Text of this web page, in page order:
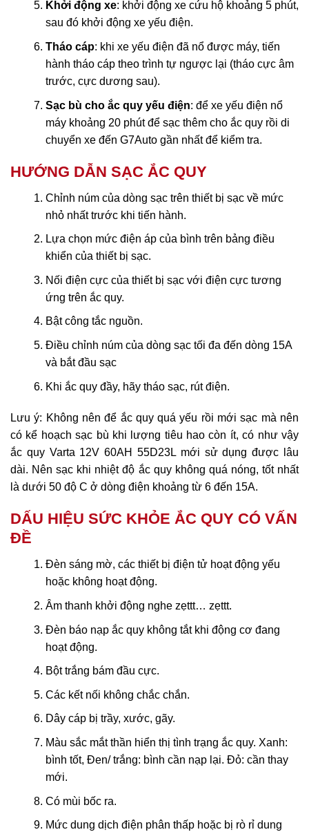
Khởi động xe: khởi động xe cứu hộ khoảng 5 phút,
sau đó khởi động xe yếu điện.
Tháo cáp: khi xe yếu điện đã nổ được máy, tiến
hành tháo cáp theo trình tự ngược lại (tháo cực âm
trước, cực dương sau).
Sạc bù cho ắc quy yếu điện: để xe yếu điện nổ
máy khoảng 20 phút để sạc thêm cho ắc quy rồi di
chuyển xe đến G7Auto gần nhất để kiểm tra.
HƯỚNG DẪN SẠC ẮC QUY
Chỉnh núm của dòng sạc trên thiết bị sạc về mức
nhỏ nhất trước khi tiến hành.
Lựa chọn mức điện áp của bình trên bảng điều
khiển của thiết bị sạc.
Nối điện cực của thiết bị sạc với điện cực tương
ứng trên ắc quy.
Bật công tắc nguồn.
Điều chỉnh núm của dòng sạc tối đa đến dòng 15A
và bắt đầu sạc
Khi ắc quy đầy, hãy tháo sạc, rút điện.
Lưu ý: Không nên để ắc quy quá yếu rồi mới sạc mà nên
có kể hoạch sạc bù khi lượng tiêu hao còn ít, có như vậy
ắc quy Varta 12V 60AH 55D23L mới sử dụng được lâu
dài. Nên sạc khi nhiệt độ ắc quy không quá nóng, tốt nhất
là dưới 50 độ C ở dòng điện khoảng từ 6 đến 15A.
DẤU HIỆU SỨC KHỎE ẮC QUY CÓ VẤN
ĐỀ
Đèn sáng mờ, các thiết bị điện tử hoạt động yếu
hoặc không hoạt động.
Âm thanh khởi động nghe zẹttt… zẹttt.
Đèn báo nạp ắc quy không tắt khi động cơ đang
hoạt động.
Bột trắng bám đầu cực.
Các kết nối không chắc chắn.
Dây cáp bị trầy, xước, gãy.
Màu sắc mắt thần hiển thị tình trạng ắc quy. Xanh:
bình tốt, Đen/ trắng: bình cần nạp lại. Đỏ: cần thay
mới.
Có mùi bốc ra.
Mức dung dịch điện phân thấp hoặc bị rò rỉ dung